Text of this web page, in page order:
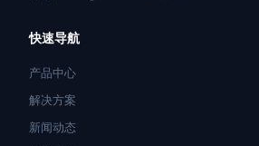
快速导航
产品中心
解决方案
新闻动态